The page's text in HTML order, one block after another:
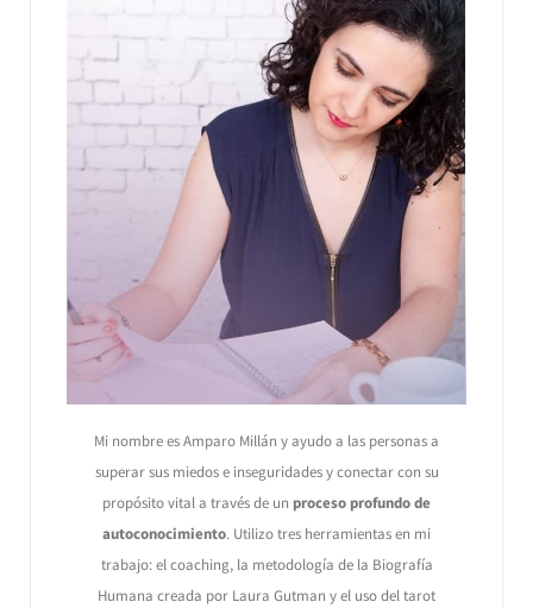
Mi nombre es Amparo Millán y ayudo a las personas a
superar sus miedos e inseguridades y conectar con su
propósito vital a través de un proceso profundo de
autoconocimiento. Utilizo tres herramientas en mi
trabajo: el coaching, la metodología de la Biografía
Humana creada por Laura Gutman y el uso del tarot